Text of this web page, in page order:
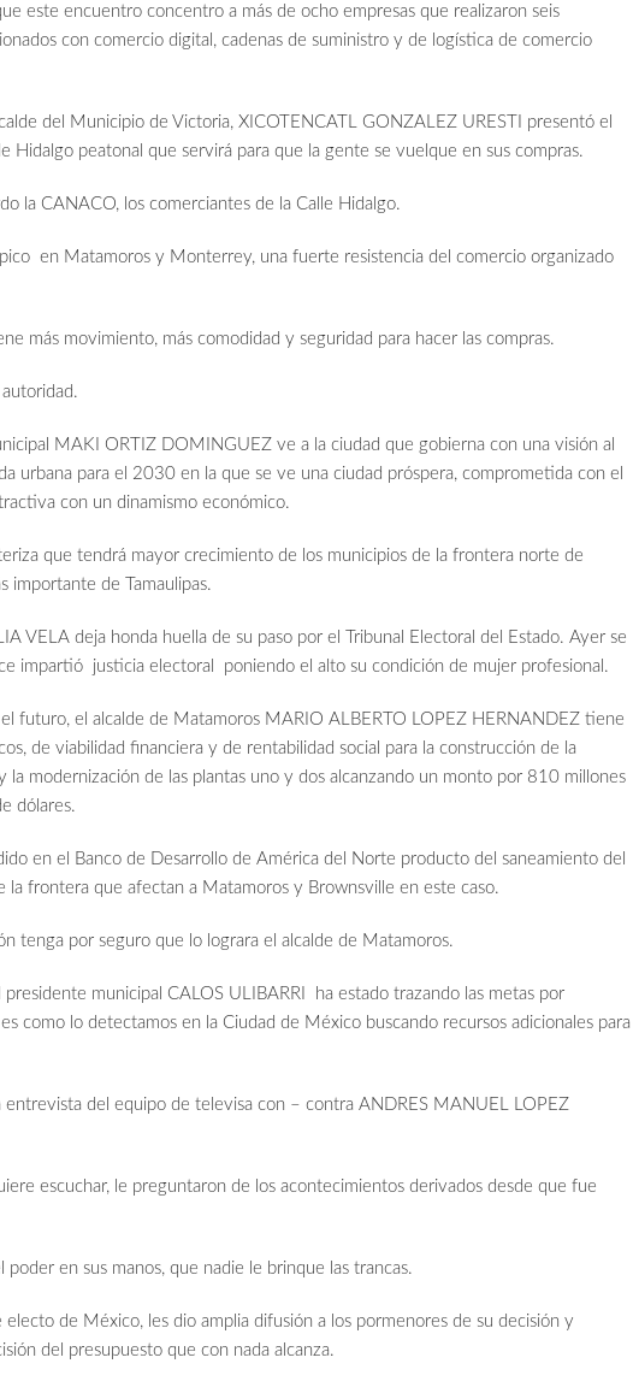
este encuentro concentro a más de ocho empresas que realizaron seis
con comercio digital, cadenas de suministro y de logística de comercio
del Municipio de Victoria, XICOTENCATL GONZALEZ URESTI presentó el
Hidalgo peatonal que servirá para que la gente se vuelque en sus compras.
la CANACO, los comerciantes de la Calle Hidalgo.
en Matamoros y Monterrey, una fuerte resistencia del comercio organizado
más movimiento, más comodidad y seguridad para hacer las compras.
MAKI ORTIZ DOMINGUEZ ve a la ciudad que gobierna con una visión al
urbana para el 2030 en la que se ve una ciudad próspera, comprometida con el
con un dinamismo económico.
que tendrá mayor crecimiento de los municipios de la frontera norte de
importante de Tamaulipas.
VELA deja honda huella de su paso por el Tribunal Electoral del Estado. Ayer se
impartió justicia electoral poniendo el alto su condición de mujer profesional.
futuro, el alcalde de Matamoros MARIO ALBERTO LOPEZ HERNANDEZ tiene
de viabilidad financiera y de rentabilidad social para la construcción de la
la modernización de las plantas uno y dos alcanzando un monto por 810 millones
dólares.
en el Banco de Desarrollo de América del Norte producto del saneamiento del
la frontera que afectan a Matamoros y Brownsville en este caso.
tenga por seguro que lo lograra el alcalde de Matamoros.
municipal CALOS ULIBARRI ha estado trazando las metas por
como lo detectamos en la Ciudad de México buscando recursos adicionales para
entrevista del equipo de televisa con – contra ANDRES MANUEL LOPEZ
escuchar, le preguntaron de los acontecimientos derivados desde que fue
en sus manos, que nadie le brinque las trancas.
electo de México, les dio amplia difusión a los pormenores de su decisión y
del presupuesto que con nada alcanza.